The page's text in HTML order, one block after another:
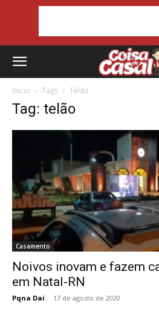
Início Tags Telão
Tag: telão
Casamento
Noivos inovam e fazem
em Natal-RN
Pqna Dai - 17 de agosto de 2020